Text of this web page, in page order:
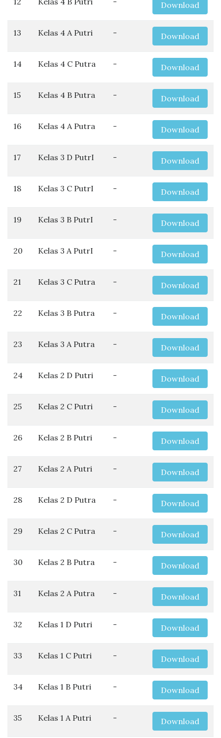
Download
13 Kelas 4 A Putri - Download
14 Kelas 4 C Putra - Download
15 Kelas 4 B Putra - Download
16 Kelas 4 A Putra - Download
17 Kelas 3 D PutrI - Download
18 Kelas 3 C PutrI - Download
19 Kelas 3 B PutrI - Download
20 Kelas 3 A PutrI - Download
21 Kelas 3 C Putra - Download
22 Kelas 3 B Putra - Download
23 Kelas 3 A Putra - Download
24 Kelas 2 D Putri - Download
25 Kelas 2 C Putri - Download
26 Kelas 2 B Putri - Download
27 Kelas 2 A Putri - Download
28 Kelas 2 D Putra - Download
29 Kelas 2 C Putra - Download
30 Kelas 2 B Putra - Download
31 Kelas 2 A Putra - Download
32 Kelas 1 D Putri - Download
33 Kelas 1 C Putri - Download
34 Kelas 1 B Putri - Download
35 Kelas 1 A Putri - Download